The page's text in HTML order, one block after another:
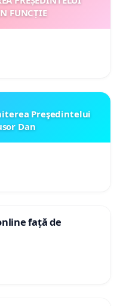
FUNCȚIE
Preşedintelui
Dan
față de